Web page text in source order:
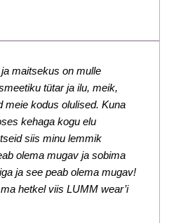
maitsekus on mulle
tütar ja ilu, meik,
meie kodus olulised. Kuna
kehaga kogu elu
siis minu lemmik
olema mugav ja sobima
ja see peab olema mugav!
hetkel viis LUMM wear’i